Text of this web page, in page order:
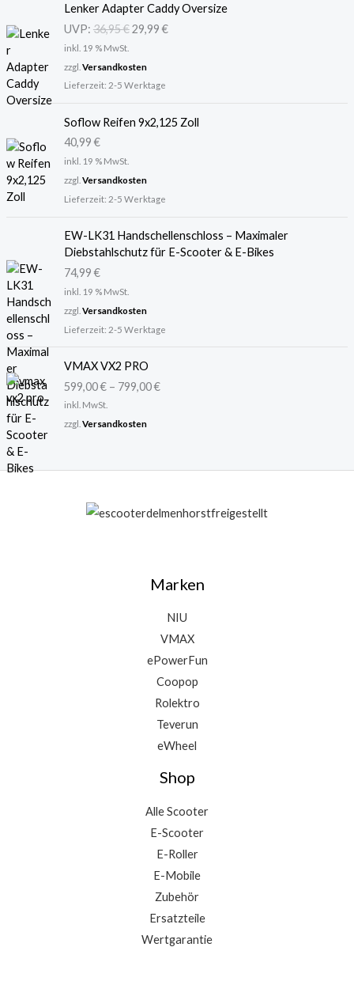
Lenker Adapter Caddy Oversize
UVP: 36,95€
r
s
r
ü
h
e
P
r
w
a
:
3
29,99€
k
t
e
i
s
inkl. 19 % MwSt.
zzgl. Versandkosten
Lieferzeit: 2-5 Werktage
Soflow Reifen 9x2,125 Zoll
40,99€
inkl. 19 % MwSt.
zzgl. Versandkosten
Lieferzeit: 2-5 Werktage
EW-LK31 Handschellenschloss – Maximaler
Diebstahlschutz für E-Scooter & E-Bikes
74,99€
inkl. 19 % MwSt.
zzgl. Versandkosten
Lieferzeit: 2-5 Werktage
VMAX VX2 PRO
599,00€– 799,00€
inkl. MwSt.
zzgl. Versandkosten
Marken
NIU
VMAX
ePowerFun
Coopop
Rolektro
Teverun
eWheel
Shop
Alle Scooter
E-Scooter
E-Roller
E-Mobile
Zubehör
Ersatzteile
Wertgarantie